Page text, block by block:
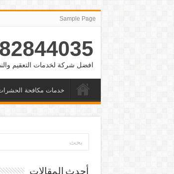
Sample Page
0582844035 أرقام شغالات بالشهر الرياض
افضل شركة لخدمات التعقيم
خدمات مكافحة
أحدث المقالات